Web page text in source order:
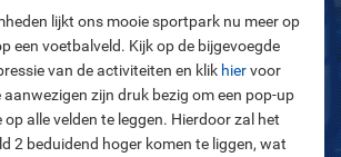
lijkt ons mooie sportpark nu meer op
een voetbalveld. Kijk op de bijgevoegde
van de activiteiten en klik hiervoor
aanwezigen zijn druk bezig om een pop-up
alle velden te leggen. Hierdoor zal het
2 beduidend hoger komen te liggen, wat